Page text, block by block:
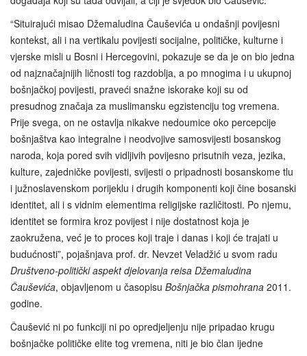
“Situirajući misao Džemaludina Čauševića u ondašnji povijesni
kontekst, ali i na vertikalu povijesti socijalne, političke, kulturne i
vjerske misli u Bosni i Hercegovini, pokazuje se da je on bio jedna
od najznačajnijih ličnosti tog razdoblja, a po mnogima i u ukupnoj
bošnjačkoj povijesti, praveći snažne iskorake koji su od
presudnog značaja za muslimansku egzistenciju tog vremena.
Prije svega, on ne ostavlja nikakve nedoumice oko percepcije
bošnjaštva kao integralne i neodvojive samosvijesti bosanskog
naroda, koja pored svih vidljivih povijesno prisutnih veza, jezika,
kulture, zajedničke povijesti, svijesti o pripadnosti bosanskome tlu
i južnoslavenskom porijeklu i drugih komponenti koji čine bosanski
identitet, ali i s vidnim elementima religijske različitosti. Po njemu,
identitet se formira kroz povijest i nije dostatnost koja je
zaokružena, već je to proces koji traje i danas i koji će trajati u
budućnosti”, pojašnjava prof. dr. Nevzet Veladžić u svom radu
Društveno-politički aspekt djelovanja reisa Džemaludina
Čauševića, objavljenom u časopisu Bošnjačka pismohrana 2011.
godine.
Čaušević ni po funkciji ni po opredjeljenju nije pripadao krugu
bošnjačke političke elite tog vremena, niti je bio član ijedne